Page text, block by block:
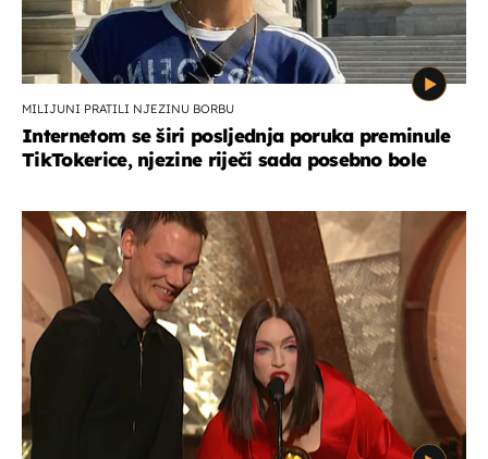
MILIJUNI PRATILI NJEZINU BORBU
Internetom se širi posljednja poruka preminule
TikTokerice, njezine riječi sada posebno bole